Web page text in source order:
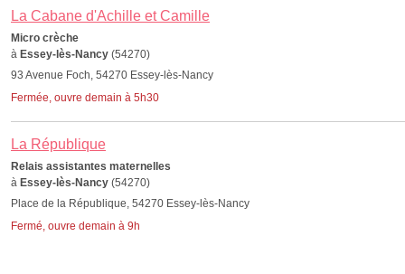
La Cabane d'Achille et Camille
Micro crèche
à Essey-lès-Nancy (54270)
93 Avenue Foch, 54270 Essey-lès-Nancy
Fermée, ouvre demain à 5h30
La République
Relais assistantes maternelles
à Essey-lès-Nancy (54270)
Place de la République, 54270 Essey-lès-Nancy
Fermé, ouvre demain à 9h